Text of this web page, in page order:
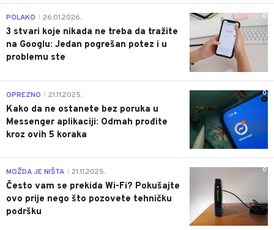
0
POLAKO 26.01.2026.
3 stvari koje nikada ne treba da tražite
na Googlu: Jedan pogrešan potez i u
problemu ste
0
OPREZNO 21.11.2025.
Kako da ne ostanete bez poruka u
Messenger aplikaciji: Odmah prođite
kroz ovih 5 koraka
0
MOŽDA JE NIŠTA 21.11.2025.
Često vam se prekida Wi-Fi? Pokušajte
ovo prije nego što pozovete tehničku
podršku